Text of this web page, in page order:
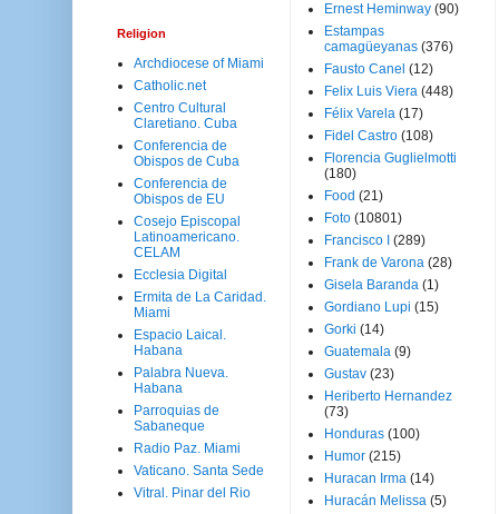
Religion
Archdiocese of Miami
Catholic.net
Centro Cultural
Claretiano. Cuba
Conferencia de
Obispos de Cuba
Conferencia de
Obispos de EU
Cosejo Episcopal
Latinoamericano.
CELAM
Ecclesia Digital
Ermita de La Caridad.
Miami
Espacio Laical.
Habana
Palabra Nueva.
Habana
Parroquias de
Sabaneque
Radio Paz. Miami
Vaticano. Santa Sede
Vitral. Pinar del Rio
Ernest Heminway (90)
Estampas
camagüeyanas (376)
Fausto Canel (12)
Felix Luis Viera (448)
Félix Varela (17)
Fidel Castro (108)
Florencia Guglielmotti
(180)
Food (21)
Foto (10801)
Francisco I
(289)
Frank de Varona (28)
Gisela Baranda (1)
Gordiano Lupi (15)
Gorki (14)
Guatemala (9)
Gustav (23)
Heriberto Hernandez
(73)
Honduras (100)
Humor (215)
Huracan Irma (14)
Huracán Melissa (5)